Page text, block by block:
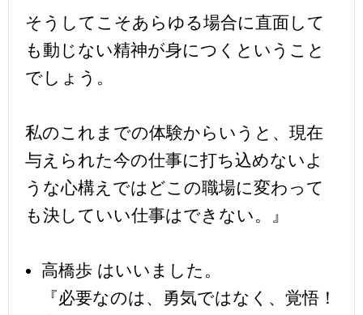
そうしてこそあらゆる場合に直面して
も動じない精神が身につくということ
でしょう。
私のこれまでの体験からいうと、現在
与えられた今の仕事に打ち込めないよ
うな心構えではどこの職場に変わって
も決していい仕事はできない。』
高橋歩 はいいました。
『必要なのは、勇気ではなく、覚悟！